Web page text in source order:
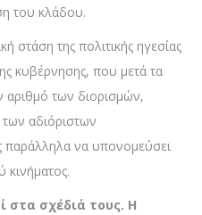
του κλάδου.
στάση της πολιτικής ηγεσίας
κυβέρνησης, που μετά τα
αριθμό των διορισμών,
των αδιόριστων
παράλληλα να υπονομεύσει
κινήματος.
σχέδιά τους. Η